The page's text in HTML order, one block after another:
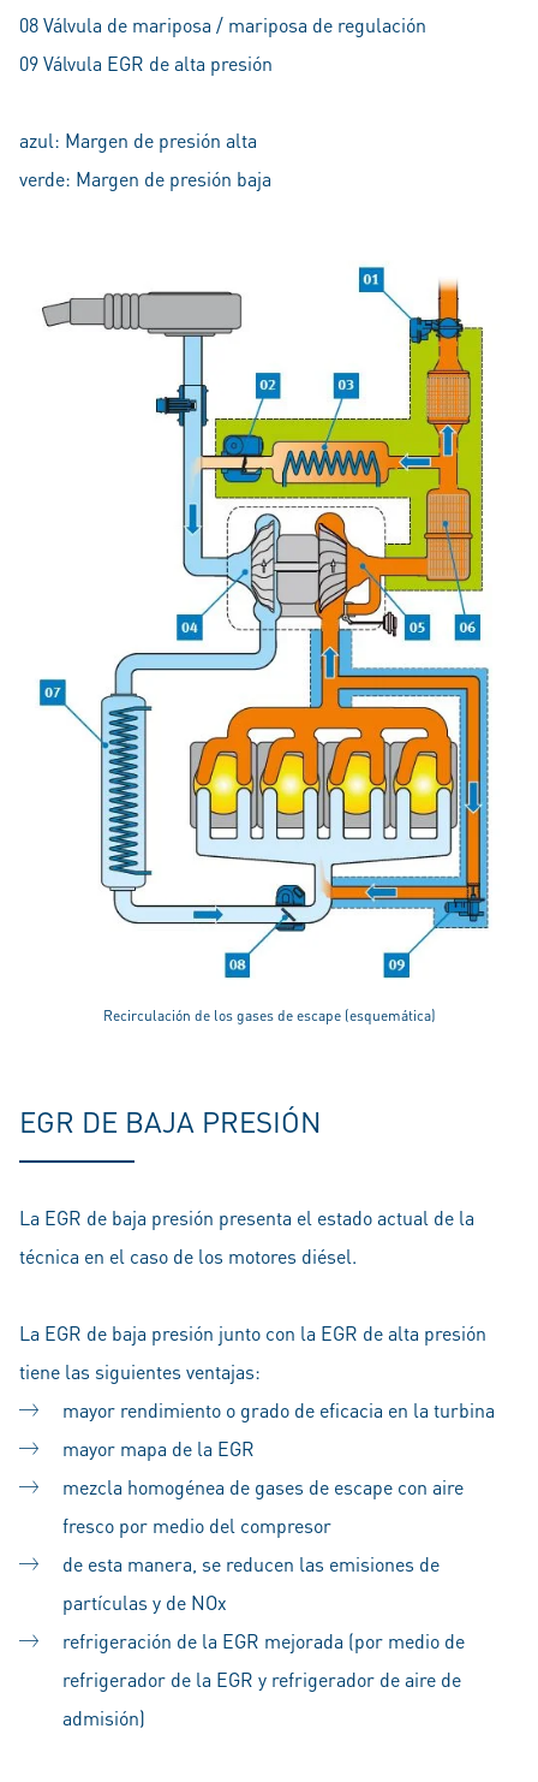
08 Válvula de mariposa / mariposa de regulación
09 Válvula EGR de alta presión
azul: Margen de presión alta
verde: Margen de presión baja
Recirculación de los gases de escape (esquemática)
EGR DE BAJA PRESIÓN
La EGR de baja presión presenta el estado actual de la
técnica en el caso de los motores diésel.
La EGR de baja presión junto con la EGR de alta presión
tiene las siguientes ventajas:
mayor rendimiento o grado de eficacia en la turbina
mayor mapa de la EGR
mezcla homogénea de gases de escape con aire
fresco por medio del compresor
de esta manera, se reducen las emisiones de
partículas y de NOx
refrigeración de la EGR mejorada (por medio de
refrigerador de la EGR y refrigerador de aire de
admisión)